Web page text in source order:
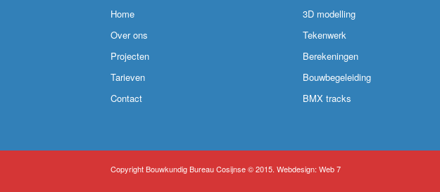
Home
Over ons
Projecten
Tarieven
Contact
3D modelling
Tekenwerk
Berekeningen
Bouwbegeleiding
BMX tracks
Copyright Bouwkundig Bureau Cosijnse © 2015. Webdesign: Web 7